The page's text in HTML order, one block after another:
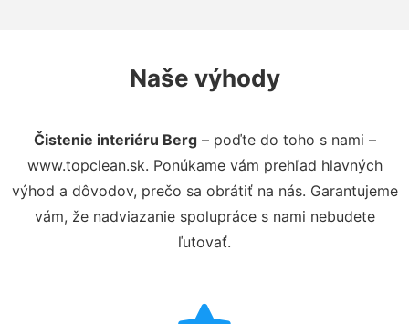
Naše výhody
Čistenie interiéru Berg– poďte do toho s nami –
www.topclean.sk. Ponúkame vám prehľad hlavných
výhod a dôvodov, prečo sa obrátiť na nás. Garantujeme
vám, že nadviazanie spolupráce s nami nebudete
ľutovať.